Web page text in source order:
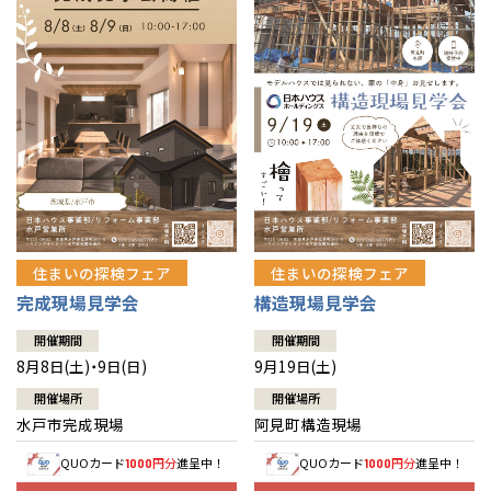
住まいの探検フェア
完成現場見学会
開催期間
8月8日(土)・9日(日)
開催場所
水戸市完成現場
QUOカード1000円分進呈中！
住まいの探検フェア
構造現場見学会
開催期間
9月19日(土)
開催場所
阿見町構造現場
QUOカード1000円分進呈中！